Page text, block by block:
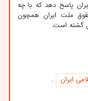
پاسخ دهد که با چه
ملت ایران همچون
گشته است.
ایران
,